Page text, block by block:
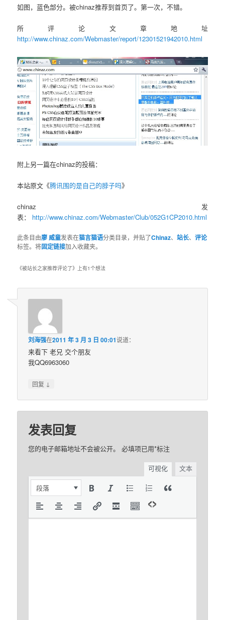
域
如图，蓝色部分。被chinaz推荐到首页了。第一次，不错。
所评论文章地址
http://www.chinaz.com/Webmaster/report/12301521942010.html
附上另一篇在chinaz的投稿：
本站原文《腾讯围的是自己的脖子吗》
chinaz发
表： http://www.chinaz.com/Webmaster/Club/052G1CP2010.html
此条目由廖 威童发表在猫言猫语分类目录，并贴了Chinaz、站长、评论
标签。将固定链接加入收藏夹。
《被站长之家推荐评论了》上有1个想法
刘海强在2011 年 3 月 3 日 00:01说道：
来看下 老兄 交个朋友
我QQ6963060
回复 ↓
发表回复
您的电子邮箱地址不会被公开。 必填项已用*标注
可视化 文本
段落